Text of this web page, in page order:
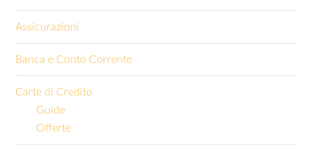
Assicurazioni
Banca e Conto Corrente
Carte di Credito
Guide
Offerte